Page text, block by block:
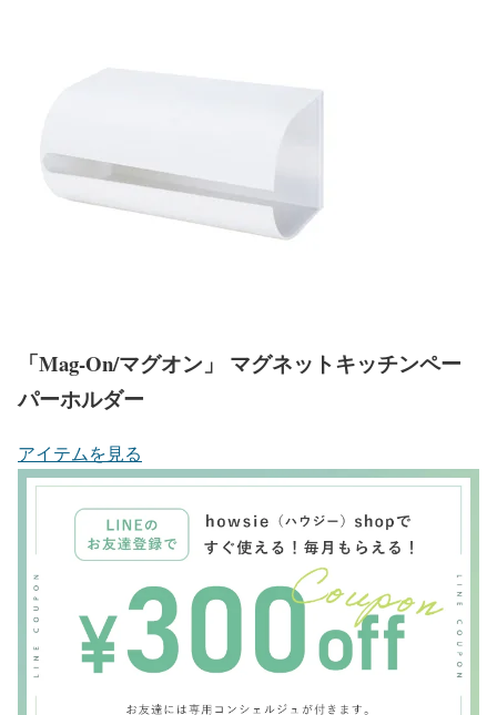
「Mag-On/マグオン」 マグネットキッチンペー
パーホルダー
アイテムを見る